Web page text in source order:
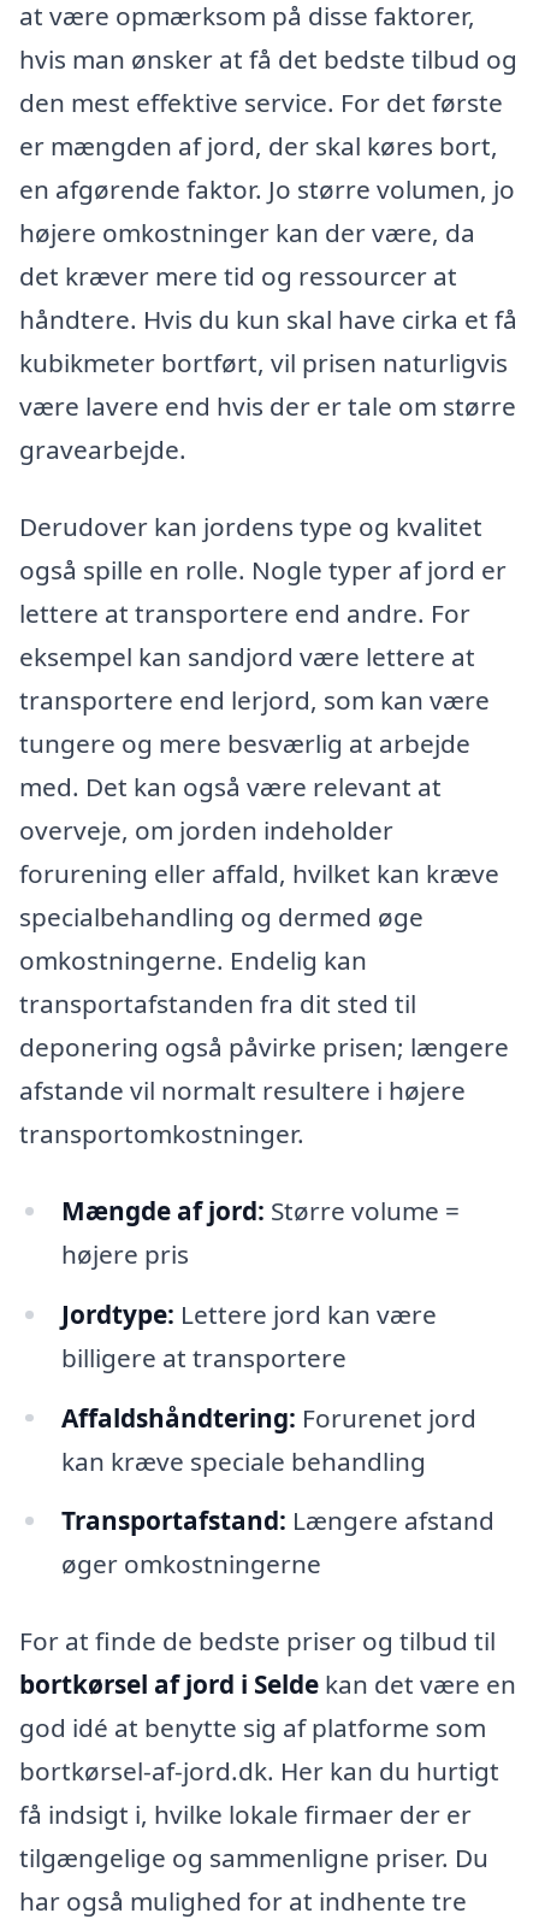
at være opmærksom på disse faktorer,
hvis man ønsker at få det bedste tilbud og
den mest effektive service. For det første
er mængden af jord, der skal køres bort,
en afgørende faktor. Jo større volumen, jo
højere omkostninger kan der være, da
det kræver mere tid og ressourcer at
håndtere. Hvis du kun skal have cirka et få
kubikmeter bortført, vil prisen naturligvis
være lavere end hvis der er tale om større
gravearbejde.
Derudover kan jordens type og kvalitet
også spille en rolle. Nogle typer af jord er
lettere at transportere end andre. For
eksempel kan sandjord være lettere at
transportere end lerjord, som kan være
tungere og mere besværlig at arbejde
med. Det kan også være relevant at
overveje, om jorden indeholder
forurening eller affald, hvilket kan kræve
specialbehandling og dermed øge
omkostningerne. Endelig kan
transportafstanden fra dit sted til
deponering også påvirke prisen; længere
afstande vil normalt resultere i højere
transportomkostninger.
Mængde af jord: Større volume =
højere pris
Jordtype: Lettere jord kan være
billigere at transportere
Affaldshåndtering: Forurenet jord
kan kræve speciale behandling
Transportafstand: Længere afstand
øger omkostningerne
For at finde de bedste priser og tilbud til
bortkørsel af jord i Selde kan det være en
god idé at benytte sig af platforme som
bortkørsel-af-jord.dk. Her kan du hurtigt
få indsigt i, hvilke lokale firmaer der er
tilgængelige og sammenligne priser. Du
har også mulighed for at indhente tre